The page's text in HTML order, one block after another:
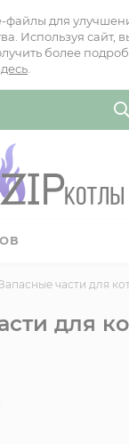
файлы для
Используя сайт,
более
Запасные части для
для